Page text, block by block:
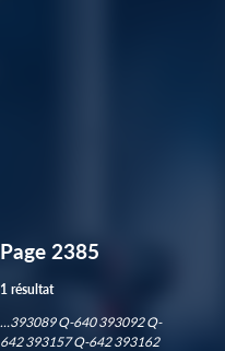
Page 2385
1 résultat
…393089 Q-640 393092 Q-
642 393157 Q-642 393162